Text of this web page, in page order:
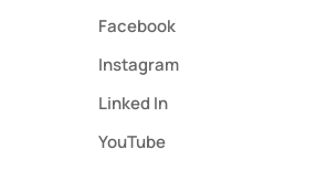
Facebook
Instagram
Linked In
YouTube